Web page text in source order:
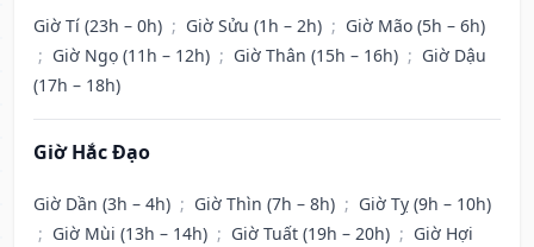
Giờ Tí (23h – 0h) ; Giờ Sửu (1h – 2h) ; Giờ Mão (5h – 6h)
; Giờ Ngọ (11h – 12h) ; Giờ Thân (15h – 16h) ; Giờ Dậu
(17h – 18h)
Giờ Hắc Đạo
Giờ Dần (3h – 4h) ; Giờ Thìn (7h – 8h) ; Giờ Tỵ (9h – 10h)
; Giờ Mùi (13h – 14h) ; Giờ Tuất (19h – 20h) ; Giờ Hợi